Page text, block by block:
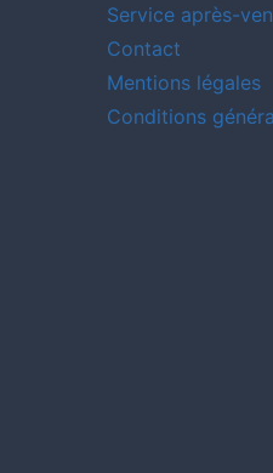
Service après-
Contact
Mentions légales
Conditions